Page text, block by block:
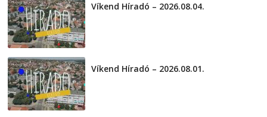
Víkend Híradó – 2026.08.04.
Víkend Híradó – 2026.08.01.